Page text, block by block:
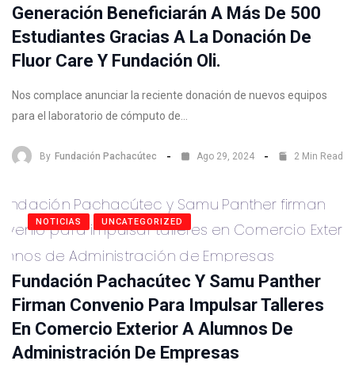
Generación Beneficiarán A Más De 500
Estudiantes Gracias A La Donación De
Fluor Care Y Fundación Oli.
Nos complace anunciar la reciente donación de nuevos equipos
para el laboratorio de cómputo de…
By Fundación Pachacútec Ago 29, 2024 2 Min Read
NOTICIAS UNCATEGORIZED
Fundación Pachacútec Y Samu Panther
Firman Convenio Para Impulsar Talleres
En Comercio Exterior A Alumnos De
Administración De Empresas